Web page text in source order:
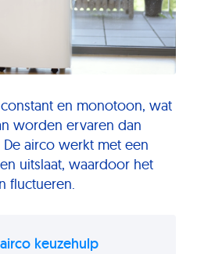
en monotoon, wat
worden ervaren dan
airco werkt met een
uitslaat, waardoor het
fluctueren.
keuzehulp